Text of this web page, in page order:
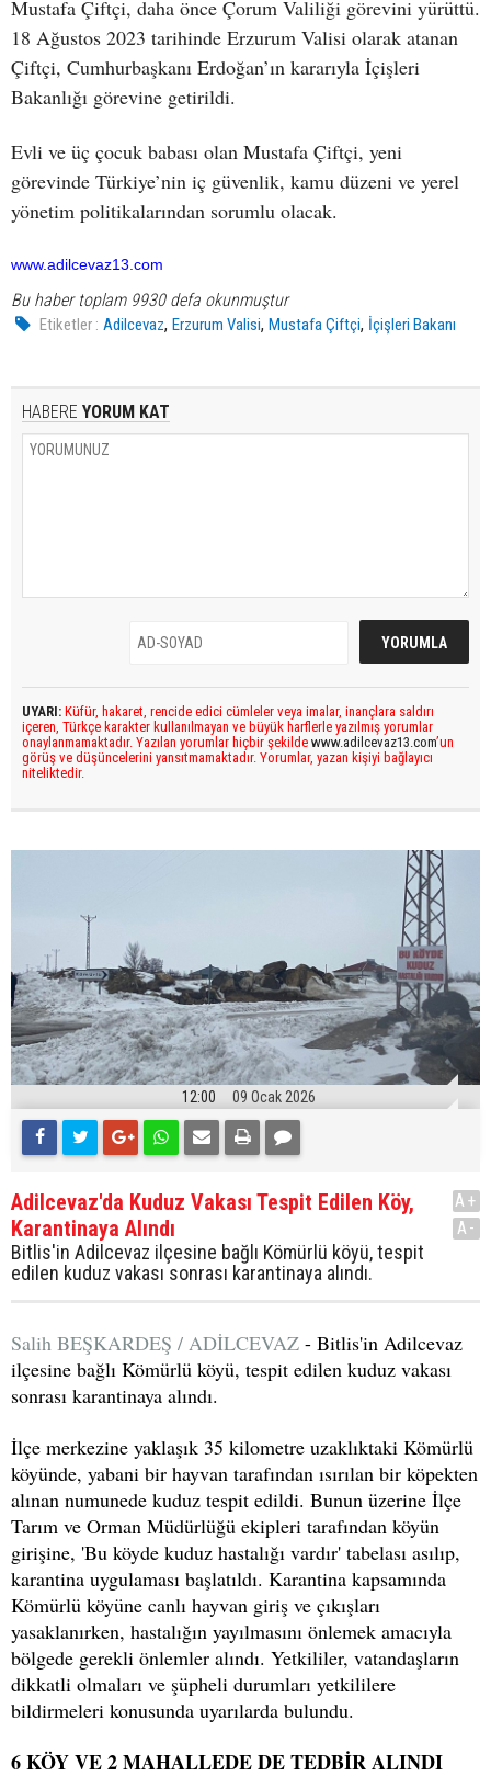
Mustafa Çiftçi, daha önce Çorum Valiliği görevini yürüttü.
18 Ağustos 2023 tarihinde Erzurum Valisi olarak atanan
Çiftçi, Cumhurbaşkanı Erdoğan’ın kararıyla İçişleri
Bakanlığı görevine getirildi.
Evli ve üç çocuk babası olan Mustafa Çiftçi, yeni
görevinde Türkiye’nin iç güvenlik, kamu düzeni ve yerel
yönetim politikalarından sorumlu olacak.
www.adilcevaz13.com
Bu haber toplam 9930 defa okunmuştur
Etiketler : Adilcevaz,Erzurum Valisi,Mustafa Çiftçi, İçişleri Bakanı
HABERE YORUM KAT
UYARI: Küfür, hakaret, rencide edici cümleler veya imalar, inançlara saldırı
içeren, Türkçe karakter kullanılmayan ve büyük harflerle yazılmış yorumlar
onaylanmamaktadır. Yazılan yorumlar hiçbir şekilde www.adilcevaz13.com’un
görüş ve düşüncelerini yansıtmamaktadır. Yorumlar, yazan kişiyi bağlayıcı
niteliktedir.
12:00 09 Ocak 2026
Adilcevaz'da Kuduz Vakası Tespit Edilen Köy,
Karantinaya Alındı
Bitlis'in Adilcevaz ilçesine bağlı Kömürlü köyü, tespit
edilen kuduz vakası sonrası karantinaya alındı.
A+
A-
Salih BEŞKARDEŞ / ADİLCEVAZ - Bitlis'in Adilcevaz
ilçesine bağlı Kömürlü köyü, tespit edilen kuduz vakası
sonrası karantinaya alındı.
İlçe merkezine yaklaşık 35 kilometre uzaklıktaki Kömürlü
köyünde, yabani bir hayvan tarafından ısırılan bir köpekten
alınan numunede kuduz tespit edildi. Bunun üzerine İlçe
Tarım ve Orman Müdürlüğü ekipleri tarafından köyün
girişine, 'Bu köyde kuduz hastalığı vardır' tabelası asılıp,
karantina uygulaması başlatıldı. Karantina kapsamında
Kömürlü köyüne canlı hayvan giriş ve çıkışları
yasaklanırken, hastalığın yayılmasını önlemek amacıyla
bölgede gerekli önlemler alındı. Yetkililer, vatandaşların
dikkatli olmaları ve şüpheli durumları yetkililere
bildirmeleri konusunda uyarılarda bulundu.
6 KÖY VE 2 MAHALLEDE DE TEDBİR ALINDI